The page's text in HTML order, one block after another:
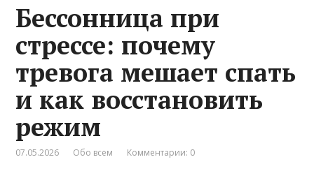
Бессонница при
стрессе: почему
тревога мешает спать
и как восстановить
режим
07.05.2026 Обо всем Комментарии: 0